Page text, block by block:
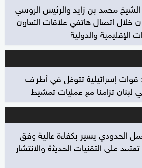
الشيخ محمد بن زايد والرئيس الروسي
خلال اتصال هاتفي علاقات التعاون
الإقليمية والدولية
قوات إسرائيلية تتوغل في أطراف
لبنان تزامنا مع عمليات تمشيط
الحدودي يسير بكفاءة عالية وفق
على التقنيات الحديثة والانتشار